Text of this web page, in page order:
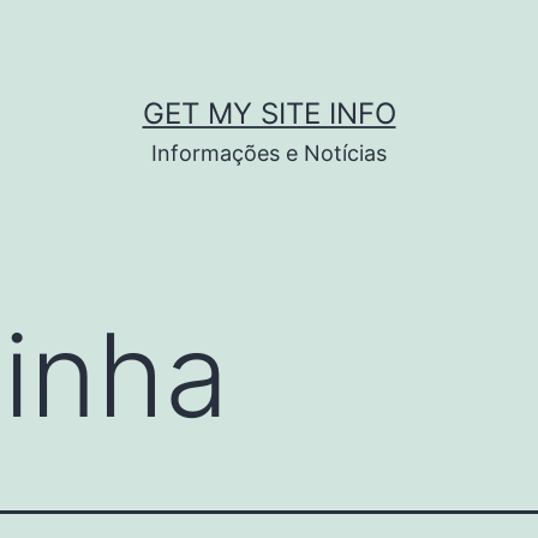
GET MY SITE INFO
Informações e Notícias